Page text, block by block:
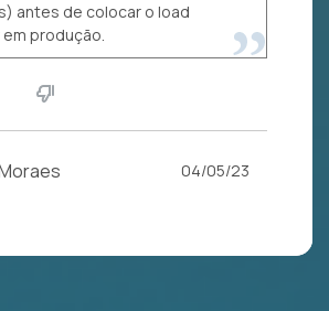
antes de colocar o load
produção.
04/05/23